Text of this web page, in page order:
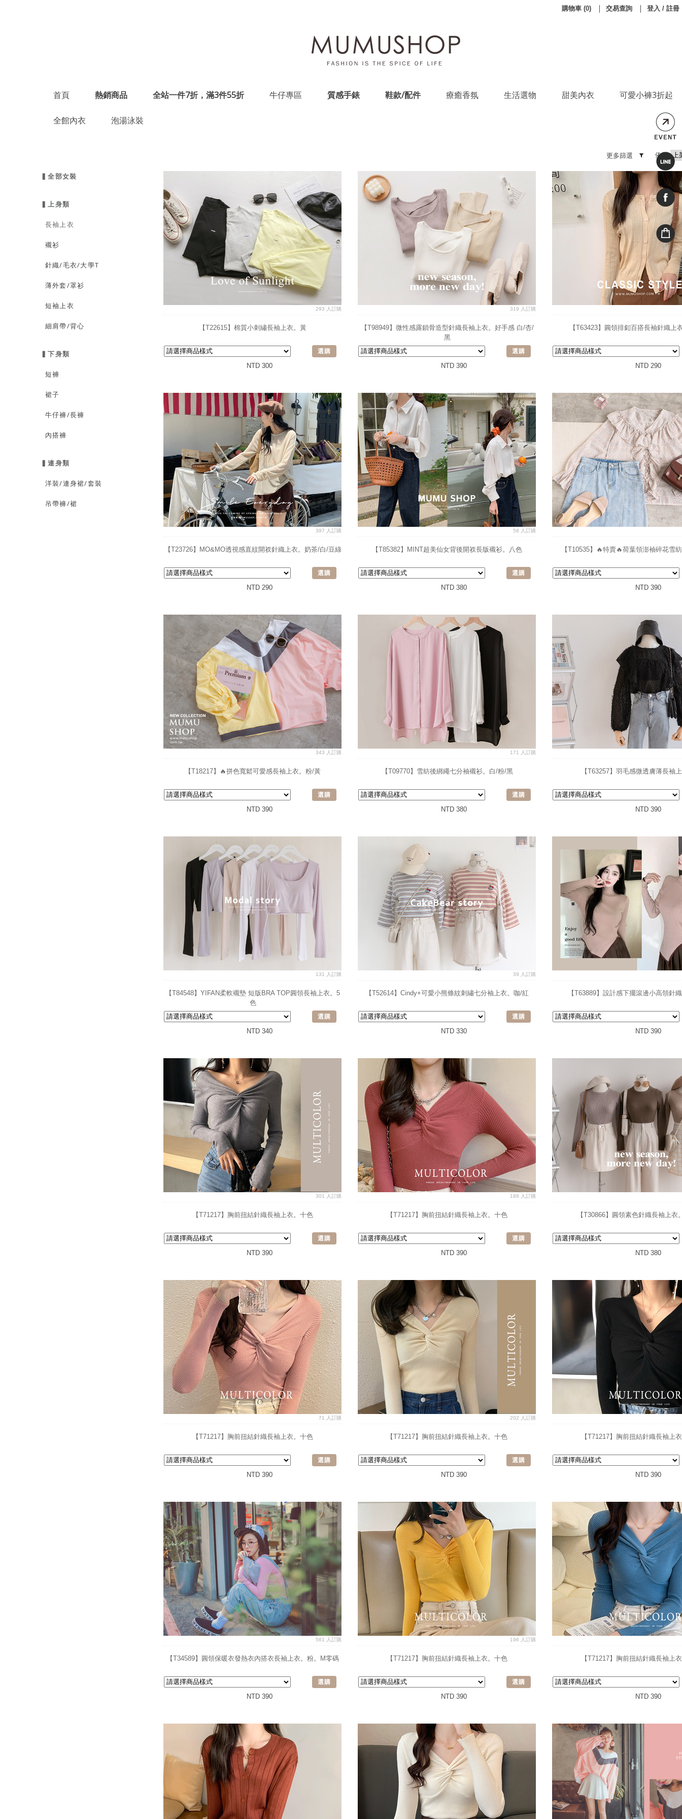
首頁 熱銷商品 全站一件7折，滿3件55折 牛仔專區 質感手錶 鞋款/配件 療癒香氛 生活選物 甜美內衣 可愛小褲3折起
全館內衣 泡湯泳裝
購物車 (0) 交易查詢 登入 / 註冊
▍全部女裝
▍上身類
長袖上衣
襯衫
針織/毛衣/大學T
薄外套/罩衫
短袖上衣
細肩帶/背心
▍下身類
短褲
裙子
牛仔褲/長褲
內搭褲
▍連身類
洋裝/連身裙/套裝
吊帶褲/裙
更多篩選 依照
293 人訂購
【T22615】棉質小刺繡長袖上衣。黃
選購
NTD 300
319 人訂購
【T98949】微性感露鎖骨造型針織長袖上衣。好手感 白/杏/
黑
選購
NTD 390
【T63423】圓領排釦百搭長袖針織上
NTD 290
397 人訂購
【T23726】MO&MO透視感直紋開衩針織上衣。奶茶/白/豆綠
選購
NTD 290
58 人訂購
【T85382】MINT超美仙女背後開衩長版襯衫。八色
選購
NTD 380
【T10535】🔥特賣🔥荷葉領澎袖碎花雪
NTD 390
343 人訂購
【T18217】🔥拼色寬鬆可愛感長袖上衣。粉/黃
選購
NTD 390
171 人訂購
【T09770】雪紡後綁繩七分袖襯衫。白/粉/黑
選購
NTD 380
【T63257】羽毛感微透膚薄長袖
NTD 390
131 人訂購
【T84548】YIFAN柔軟襯墊 短版BRA TOP圓領長袖上衣。5
色
選購
NTD 340
39 人訂購
【T52614】Cindy+可愛小熊條紋刺繡七分袖上衣。咖/紅
選購
NTD 330
【T63889】設計感下擺滾邊小高領針
NTD 390
301 人訂購
【T71217】胸前扭結針織長袖上衣。十色
選購
NTD 390
188 人訂購
【T71217】胸前扭結針織長袖上衣。十色
選購
NTD 390
【T30866】圓領素色針織長袖上衣
NTD 380
71 人訂購
【T71217】胸前扭結針織長袖上衣。十色
選購
NTD 390
202 人訂購
【T71217】胸前扭結針織長袖上衣。十色
選購
NTD 390
【T71217】胸前扭結針織長袖上
NTD 390
561 人訂購
【T34589】圓領保暖衣發熱衣內搭衣長袖上衣。粉。M零碼
選購
NTD 390
196 人訂購
【T71217】胸前扭結針織長袖上衣。十色
選購
NTD 390
【T71217】胸前扭結針織長袖上
NTD 390